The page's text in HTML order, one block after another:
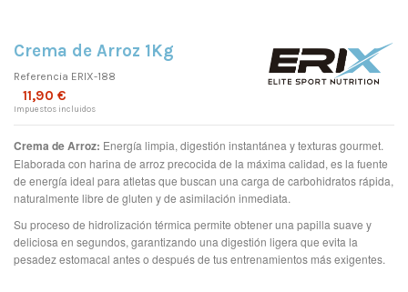
Crema de Arroz 1Kg
Referencia ERIX-188
11,90 €
Impuestos incluidos
Crema de Arroz: Energía limpia, digestión instantánea y texturas gourmet.
Elaborada con harina de arroz precocida de la máxima calidad, es la fuente
de energía ideal para atletas que buscan una carga de carbohidratos rápida,
naturalmente libre de gluten y de asimilación inmediata.
Su proceso de hidrolización térmica permite obtener una papilla suave y
deliciosa en segundos, garantizando una digestión ligera que evita la
pesadez estomacal antes o después de tus entrenamientos más exigentes.